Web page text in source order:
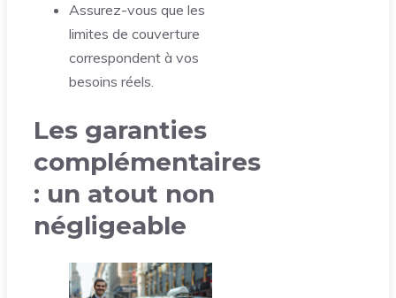
Assurez-vous que les
limites de couverture
correspondent à vos
besoins réels.
Les garanties
complémentaires
: un atout non
négligeable